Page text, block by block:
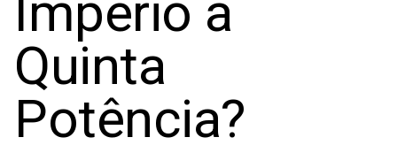
Império a
Quinta
Potência?